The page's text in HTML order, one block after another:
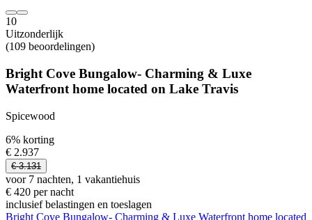
10
Uitzonderlijk
(109 beoordelingen)
Bright Cove Bungalow- Charming & Luxe
Waterfront home located on Lake Travis
Spicewood
6% korting
€ 2.937
€ 3.131
voor 7 nachten, 1 vakantiehuis
€ 420 per nacht
inclusief belastingen en toeslagen
Bright Cove Bungalow- Charming & Luxe Waterfront home located